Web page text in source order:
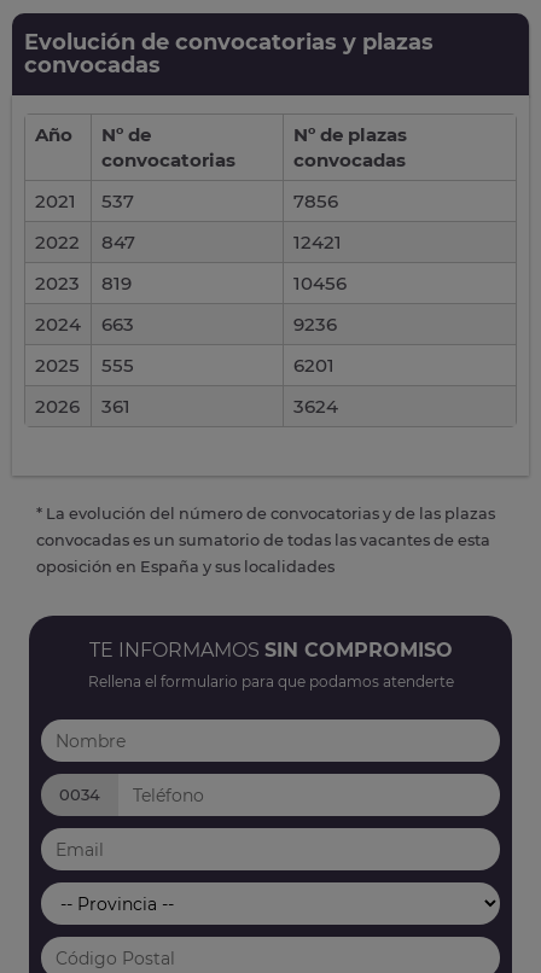
Evolución de convocatorias y plazas
convocadas
Año
Nº de
convocatorias
Nº de plazas
convocadas
2021
537
7856
2022
847
12421
2023
819
10456
2024
663
9236
2025
555
6201
2026
361 3624
* La evolución del número de convocatorias y de las plazas
convocadas es un sumatorio de todas las vacantes de esta
oposición en España y sus localidades
TE INFORMAMOS SIN COMPROMISO
Rellena el formulario para que podamos atenderte
0034